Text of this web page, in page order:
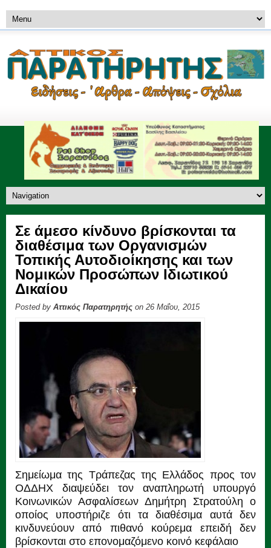
Σε άμεσο κίνδυνο βρίσκονται τα
διαθέσιμα των Οργανισμών
Τοπικής Αυτοδιοίκησης και των
Νομικών Προσώπων Ιδιωτικού
Δικαίου
Posted by Αττικός Παρατηρητής on 26 Μαΐου, 2015
Σημείωμα της Τράπεζας της Ελλάδος προς τον
ΟΔΔΗΧ διαψεύδει τον αναπληρωτή υπουργό
Κοινωνικών Ασφαλίσεων Δημήτρη Στρατούλη ο
οποίος υποστήριζε ότι τα διαθέσιμα αυτά δεν
κινδυνεύουν από πιθανό κούρεμα επειδή δεν
βρίσκονται στο επονομαζόμενο κοινό κεφάλαιο